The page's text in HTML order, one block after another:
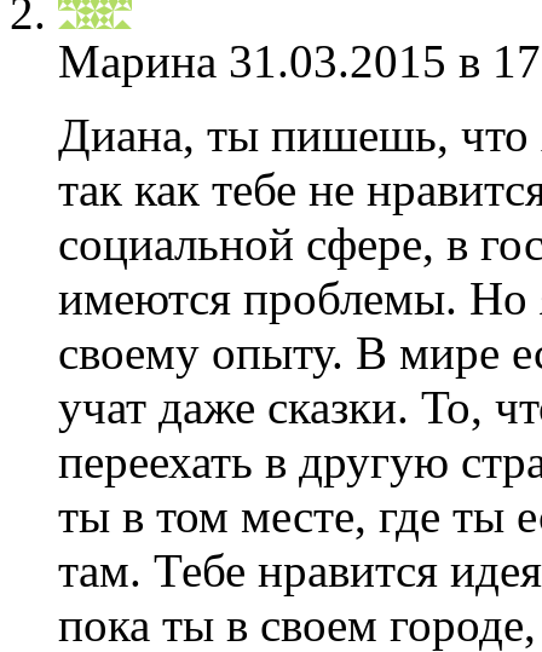
Марина 31.03.2015 в
Диана, ты пишешь, что
так как тебе не
социальной сфере, в
имеются проблемы. Но
своему опыту. В мире
учат даже сказки. То,
переехать в другую
ты в том месте, где ты
там. Тебе нравится
пока ты в своем